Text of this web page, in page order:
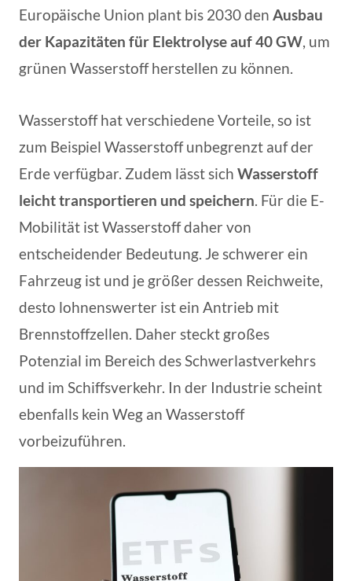
Europäische Union plant bis 2030 den Ausbau
der Kapazitäten für Elektrolyse auf 40 GW, um
grünen Wasserstoff herstellen zu können.
Wasserstoff hat verschiedene Vorteile, so ist
zum Beispiel Wasserstoff unbegrenzt auf der
Erde verfügbar. Zudem lässt sich Wasserstoff
leicht transportieren und speichern. Für die E-
Mobilität ist Wasserstoff daher von
entscheidender Bedeutung. Je schwerer ein
Fahrzeug ist und je größer dessen Reichweite,
desto lohnenswerter ist ein Antrieb mit
Brennstoffzellen. Daher steckt großes
Potenzial im Bereich des Schwerlastverkehrs
und im Schiffsverkehr. In der Industrie scheint
ebenfalls kein Weg an Wasserstoff
vorbeizuführen.